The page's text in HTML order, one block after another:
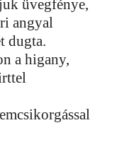
üvegfénye,
angyal
dugta.
a higany,